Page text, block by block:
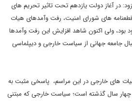
در آغاز دولت یازدهم تحت تاثیر تحریم های
های شورای امنیت، رفت وآمدهای هیات
بود، ولی اکنون شاهد افزایش این رفت وآمدها
جامعه جهانی از سیاست خارجی و دیپلماسی
های خارجی در این مراسم، پاسخی مثبت به
سال گذشته است؛ سیاست خارجی که مبتنی